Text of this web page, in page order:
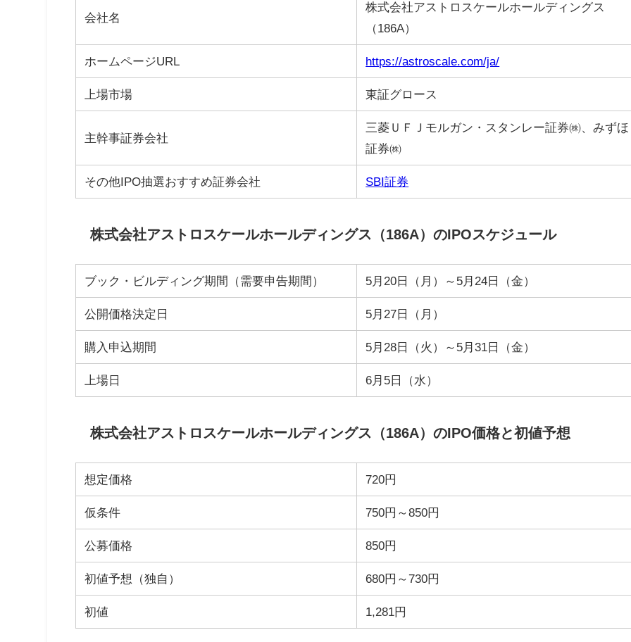
会社名
株式会社アストロスケールホールディングス
（186A）
ホームページURL https://astroscale.com/ja/
上場市場 東証グロース
主幹事証券会社
三菱ＵＦＪモルガン・スタンレー証券㈱、みずほ
証券㈱
その他IPO抽選おすすめ証券会社 SBI証券
株式会社アストロスケールホールディングス（186A）のIPOスケジュール
ブック・ビルディング期間（需要申告期間） 5月20日（月）～5月24日（金）
公開価格決定日 5月27日（月）
購入申込期間 5月28日（火）～5月31日（金）
上場日 6月5日（水）
株式会社アストロスケールホールディングス（186A）のIPO価格と初値予想
想定価格 720円
仮条件 750円～850円
公募価格 850円
初値予想（独自） 680円～730円
初値 1,281円